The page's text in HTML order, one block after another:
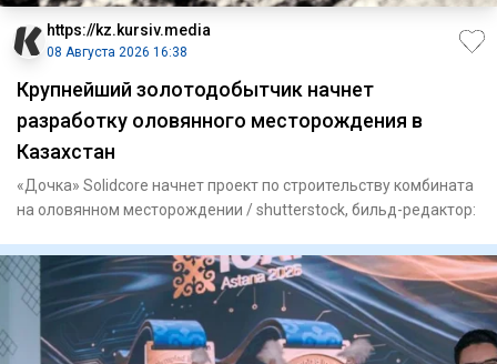
https://kz.kursiv.media
08 Августа 2026 16:38
Крупнейший золотодобытчик начнет
разработку оловянного месторождения в
Казахстан
«Дочка» Solidcore начнет проект по строительству комбината
на оловянном месторождении / shutterstock, бильд-редактор: